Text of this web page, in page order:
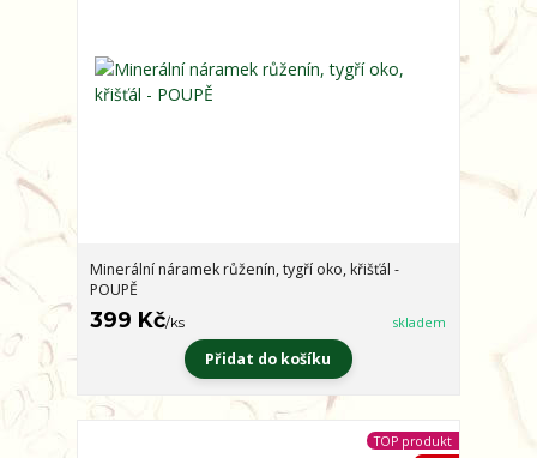
Minerální náramek růženín, tygří oko, křišťál -
POUPĚ
399 Kč/ks skladem
Přidat do košíku
TOP produkt